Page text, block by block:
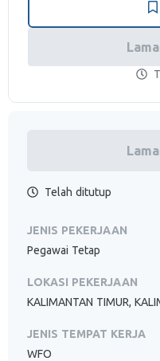
Telah ditutup
JENIS PEKERJAAN
Pegawai Tetap
LOKASI PEKERJAAN
KALIMANTAN TIMUR,
JENIS TEMPAT KERJA
WFO